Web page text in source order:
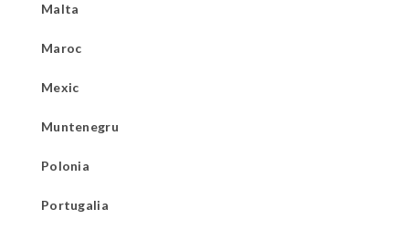
Malta
Maroc
Mexic
Muntenegru
Polonia
Portugalia